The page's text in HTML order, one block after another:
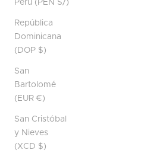
Perú (PEN S/)
República
Dominicana
(DOP $)
San
Bartolomé
(EUR €)
San Cristóbal
y Nieves
(XCD $)